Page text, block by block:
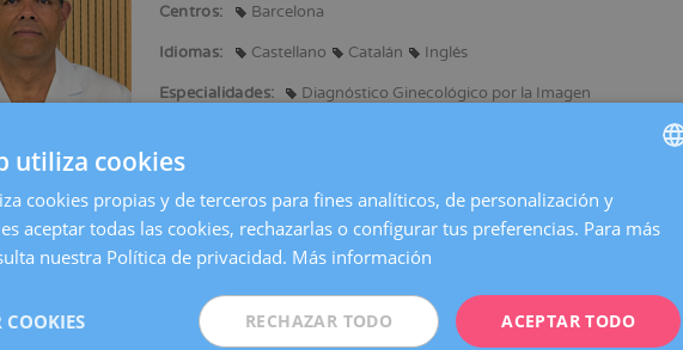
Centros: Barcelona
Idiomas: Castellano Catalán Inglés
Especialidades: Diagnóstico Ginecológico por la Imagen
en medicina y cirugía por la universidad central de Venezuela, Caracas.
del título de Especialidad en RX. Master universitario en patología mamaria-senología.
CATALÀ
FRENCH
utiliza cookies
cookies propias y de terceros para fines analíticos, de personalización y
aceptar todas las cookies, rechazarlas o configurar tus preferencias. Para más
nuestra Política de privacidad. Más información
ACEPTAR TODO
RECHAZAR TODO
COOKIES